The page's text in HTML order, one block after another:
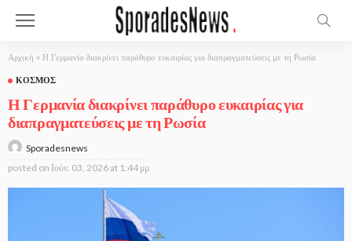
Αρχική » Η Γερμανία διακρίνει παράθυρο ευκαιρίας για διαπραγματεύσεις με τη Ρωσία
ΚΌΣΜΟΣ
Η Γερμανία διακρίνει παράθυρο ευκαιρίας για
διαπραγματεύσεις με τη Ρωσία
Sporadesnews
posted on Ιούν. 03, 2026 at 1:44 μμ